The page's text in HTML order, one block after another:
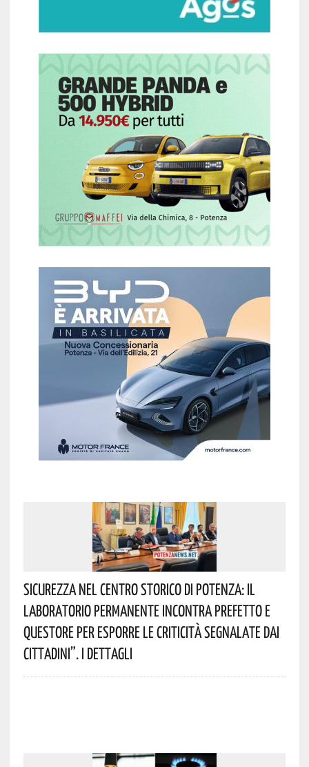
Sicurezza Nel Centro Storico Di Potenza: Il
Laboratorio Permanente Incontra Prefetto E
Questore Per Esporre Le Criticità Segnalate Dai
Cittadini”. I Dettagli